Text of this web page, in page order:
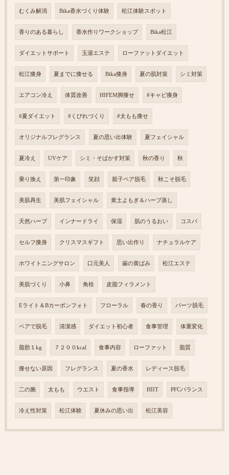
むくみ解消 Bika香水づくり体験 松江体験スポット
香りのある暮らし 香水作りワークショップ Bika松江
ダイエットサポート 玉湯エステ ローファットダイエット
松江痩身 夏までに痩せる Bika痩身 夏の肌対策 シミ対策
エアコン冷え 体質改善 HIFEM脚痩せ #キャビ痩身
#夏ダイエット #くびれづくり #太もも痩せ
オリジナルフレグランス 夏の思い出体験 夏フェイシャル
夏冷え UVケア シミ・そばかす対策 秋の香り 秋
乗り換え 第一印象 笑顔 親子ペア脱毛 秋こそ脱毛
美肌再生 美肌フェイシャル 黄土よもぎ＆ハーブ蒸し
天然ハーブ インナードライ 保湿 肌のうるおい コスパ
セルフ痩身 クリスマスギフト 思い出作り ナチュラルケア
ホワイトニングサロン 口元美人 歯の黄ばみ 松江エステ
美肌づくり 小鼻 角栓 皮脂フィラメント
Eライト＆Bカーボンフォト フローラル 春の香り パーツ脱毛
ペアで脱毛 清潔感 ダイエット初心者 食事管理 体重変化
脂肪１kg ７２００kcal 食事内容 ローファット 脂質
痩せない原因 フレグランス 夏の香水 レディース脱毛
二の腕 太もも ウエスト 食事指導 HIIT PFCバランス
冷え性対策 松江体験 夏休みの思い出 松江美容